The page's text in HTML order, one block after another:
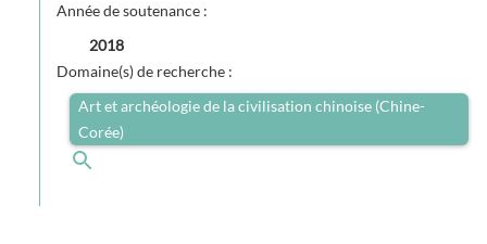
Année de soutenance :
2018
Domaine(s) de recherche :
Art et archéologie de la civilisation chinoise (Chine-
Corée)